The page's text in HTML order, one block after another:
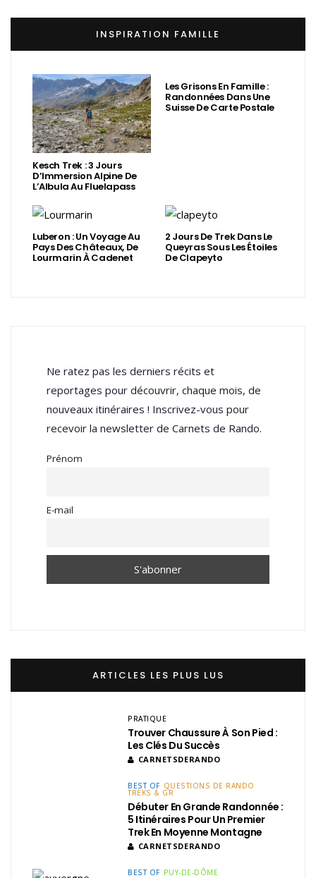
INSPIRATION FAMILLE
Kesch Trek : 3 Jours
D’Immersion Alpine De
L’Albula Au Fluelapass
Les Grisons En Famille :
Randonnées Dans Une
Suisse De Carte Postale
Luberon : Un Voyage Au
Pays Des Châteaux, De
Lourmarin À Cadenet
2 Jours De Trek Dans Le
Queyras Sous Les Étoiles
De Clapeyto
Ne ratez pas les derniers récits et
reportages pour découvrir, chaque mois, de
nouveaux itinéraires ! Inscrivez-vous pour
recevoir la newsletter de Carnets de Rando.
Prénom
E-mail
ARTICLES LES PLUS LUS
PRATIQUE
Trouver Chaussure À Son Pied :
Les Clés Du Succès
CARNETSDERANDO
BEST OF QUESTIONS DE RANDO
TREKS & GR
Débuter En Grande Randonnée :
5 Itinéraires Pour Un Premier
Trek En Moyenne Montagne
CARNETSDERANDO
BEST OF PUY-DE-DÔME